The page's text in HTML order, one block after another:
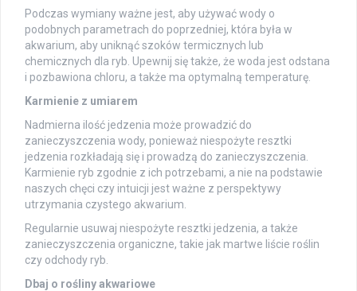
Podczas wymiany ważne jest, aby używać wody o
podobnych parametrach do poprzedniej, która była w
akwarium, aby uniknąć szoków termicznych lub
chemicznych dla ryb. Upewnij się także, że woda jest odstana
i pozbawiona chloru, a także ma optymalną temperaturę.
Karmienie z umiarem
Nadmierna ilość jedzenia może prowadzić do
zanieczyszczenia wody, ponieważ niespożyte resztki
jedzenia rozkładają się i prowadzą do zanieczyszczenia.
Karmienie ryb zgodnie z ich potrzebami, a nie na podstawie
naszych chęci czy intuicji jest ważne z perspektywy
utrzymania czystego akwarium.
Regularnie usuwaj niespożyte resztki jedzenia, a także
zanieczyszczenia organiczne, takie jak martwe liście roślin
czy odchody ryb.
Dbaj o rośliny akwariowe